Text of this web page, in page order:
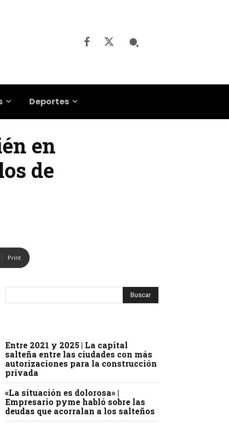
Deportes
en
de
Print
Entre 2021 y 2025 | La capital
salteña entre las ciudades con más
autorizaciones para la construcción
privada
«La situación es dolorosa» |
Empresario pyme habló sobre las
deudas que acorralan a los salteños